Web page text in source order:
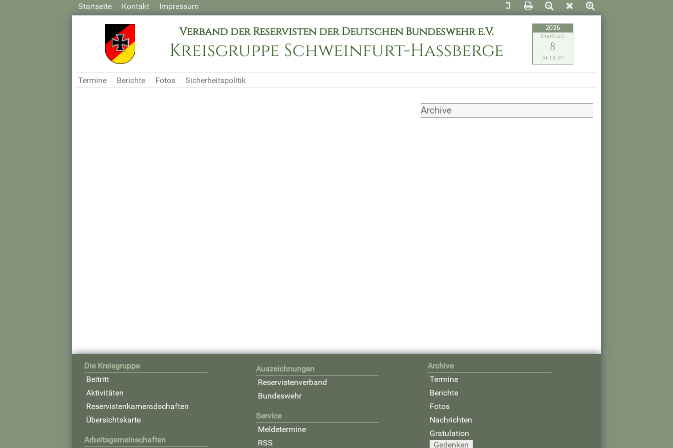
Startseite Kontakt Impressum
Verband der Reservisten der Deutschen Bundeswehr e.V.
Kreisgruppe Schweinfurt-Haßberge
2026
Samstag
8
August
Termine Berichte Fotos Sicherheitspolitik
Archive
Die Kreisgruppe
Beitritt
Aktivitäten
Reservistenkameradschaften
Übersichtskarte
Arbeitsgemeinschaften
Auszeichnungen
Reservistenverband
Bundeswehr
Service
Meldetermine
RSS
Archive
Termine
Berichte
Fotos
Nachrichten
Gratulation
Gedenken